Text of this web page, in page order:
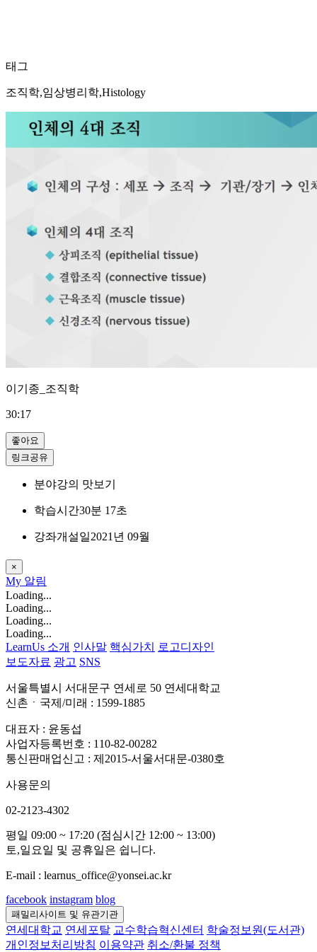
태그
조직학,임상병리학,Histology
이기종_조직학
30:17
좋아요
링크공유
분야강의 맛보기
학습시간30분 17초
강좌개설일2021년 09월
×
My 알림
Loading...
Loading...
Loading...
Loading...
LearnUs 소개 인사말 핵심가치
로고디자인
보도자료 광고 SNS
서울특별시 서대문구 연세로 50 연세대학교
신촌ㆍ국제/미래 : 1599-1885
대표자 : 윤동섭
사업자등록번호 : 110-82-00282
통신판매업신고 : 제2015-서울서대문-0380호
사용문의
02-2123-4302
평일 09:00 ~ 17:20 (점심시간 12:00 ~ 13:00)
토,일요일 및 공휴일은 쉽니다.
E-mail : learnus_office@yonsei.ac.kr
facebook instagram blog
패밀리사이트 및 유관기관
연세대학교 연세포탈 교수학습혁신센터 학술정보원(도서관)
개인정보처리방침 이용약관 취소/환불 정책